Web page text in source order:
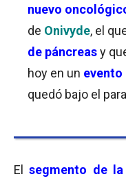
nuevo
de Onivyde, el
de páncreasy
hoy en un evento
quedó bajo el
Elsegmento de